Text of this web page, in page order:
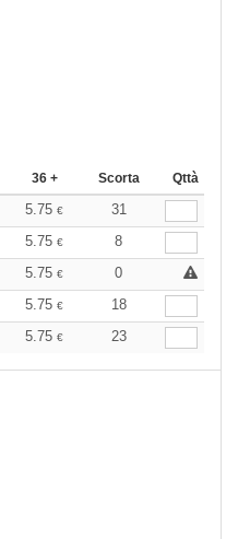
36 + Scorta Qttà
5.75 €
31
5.75 €
8
5.75 €
0
5.75 €
18
5.75 € 23